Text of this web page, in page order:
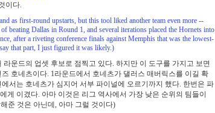
이다.
as first-round upstarts, but this tool liked another team even more --
beating Dallas in Round 1, and several iterations placed the Hornets into
after a riveting conference finals against Memphis that was the lowest-
that part, I just figured it was likely.)
운드의 업셋 후보로 점찍고 있다. 하지만 이 도구를 가지고 보면
호네츠이다. 1라운드에서 호네츠가 댈러스 매버릭스를 이길 확
서는 호네츠가 심지어 서부 파이널에 오르기까지 했다. 한번은 파
게 이겼다. 아마 이것은 리그 역사에서 가장 낮은 순위의 팀들이
준 것은 아닌데, 아마 그럴 것이다)